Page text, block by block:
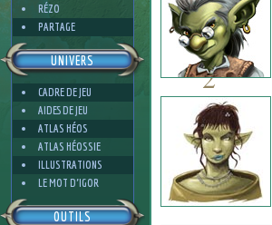
RÉZO
PARTAGE
UNIVERS
CADRE DE JEU
AIDES DE JEU
ATLAS HÉOS
ATLAS HÉOSSIE
ILLUSTRATIONS
LE MOT D'IGOR
OUTILS
4
2